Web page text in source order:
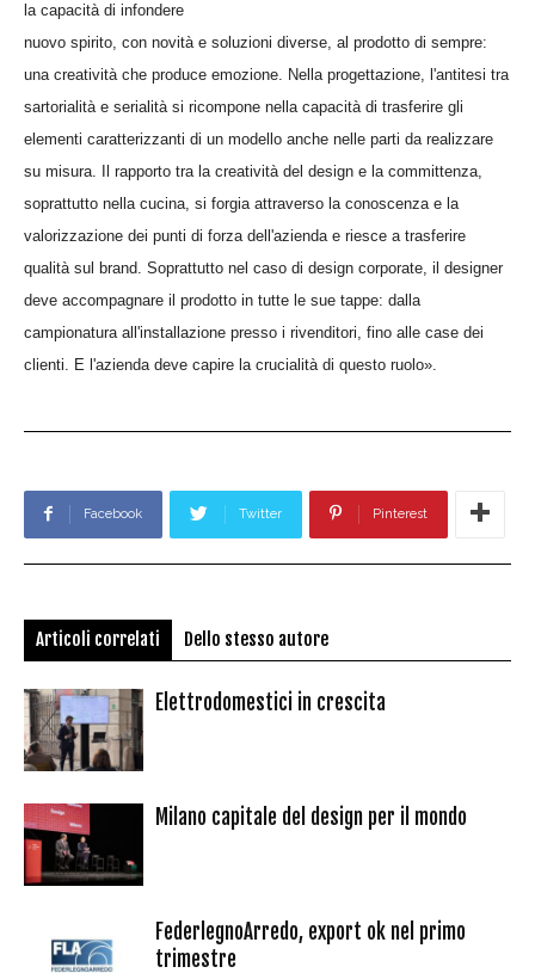
la capacità di infondere
nuovo spirito, con novità e soluzioni diverse, al prodotto di sempre:
una creatività che produce emozione. Nella progettazione, l'antitesi tra
sartorialità e serialità si ricompone nella capacità di trasferire gli
elementi caratterizzanti di un modello anche nelle parti da realizzare
su misura. Il rapporto tra la creatività del design e la committenza,
soprattutto nella cucina, si forgia attraverso la conoscenza e la
valorizzazione dei punti di forza dell'azienda e riesce a trasferire
qualità sul brand. Soprattutto nel caso di design corporate, il designer
deve accompagnare il prodotto in tutte le sue tappe: dalla
campionatura all'installazione presso i rivenditori, fino alle case dei
clienti. E l'azienda deve capire la crucialità di questo ruolo».
Facebook Twitter Pinterest
Articoli correlati Dello stesso autore
Elettrodomestici in crescita
Milano capitale del design per il mondo
FederlegnoArredo, export ok nel primo
trimestre